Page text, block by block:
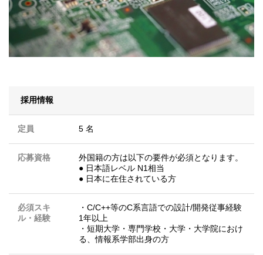
採用情報
定員 5 名
応募資格
外国籍の方は以下の要件が必須となります。
● 日本語レベル N1相当
● 日本に在住されている方
必須スキ
ル・経験
・C/C++等のC系言語での設計/開発従事経験
1年以上
・短期大学・専門学校・大学・大学院におけ
る、情報系学部出身の方